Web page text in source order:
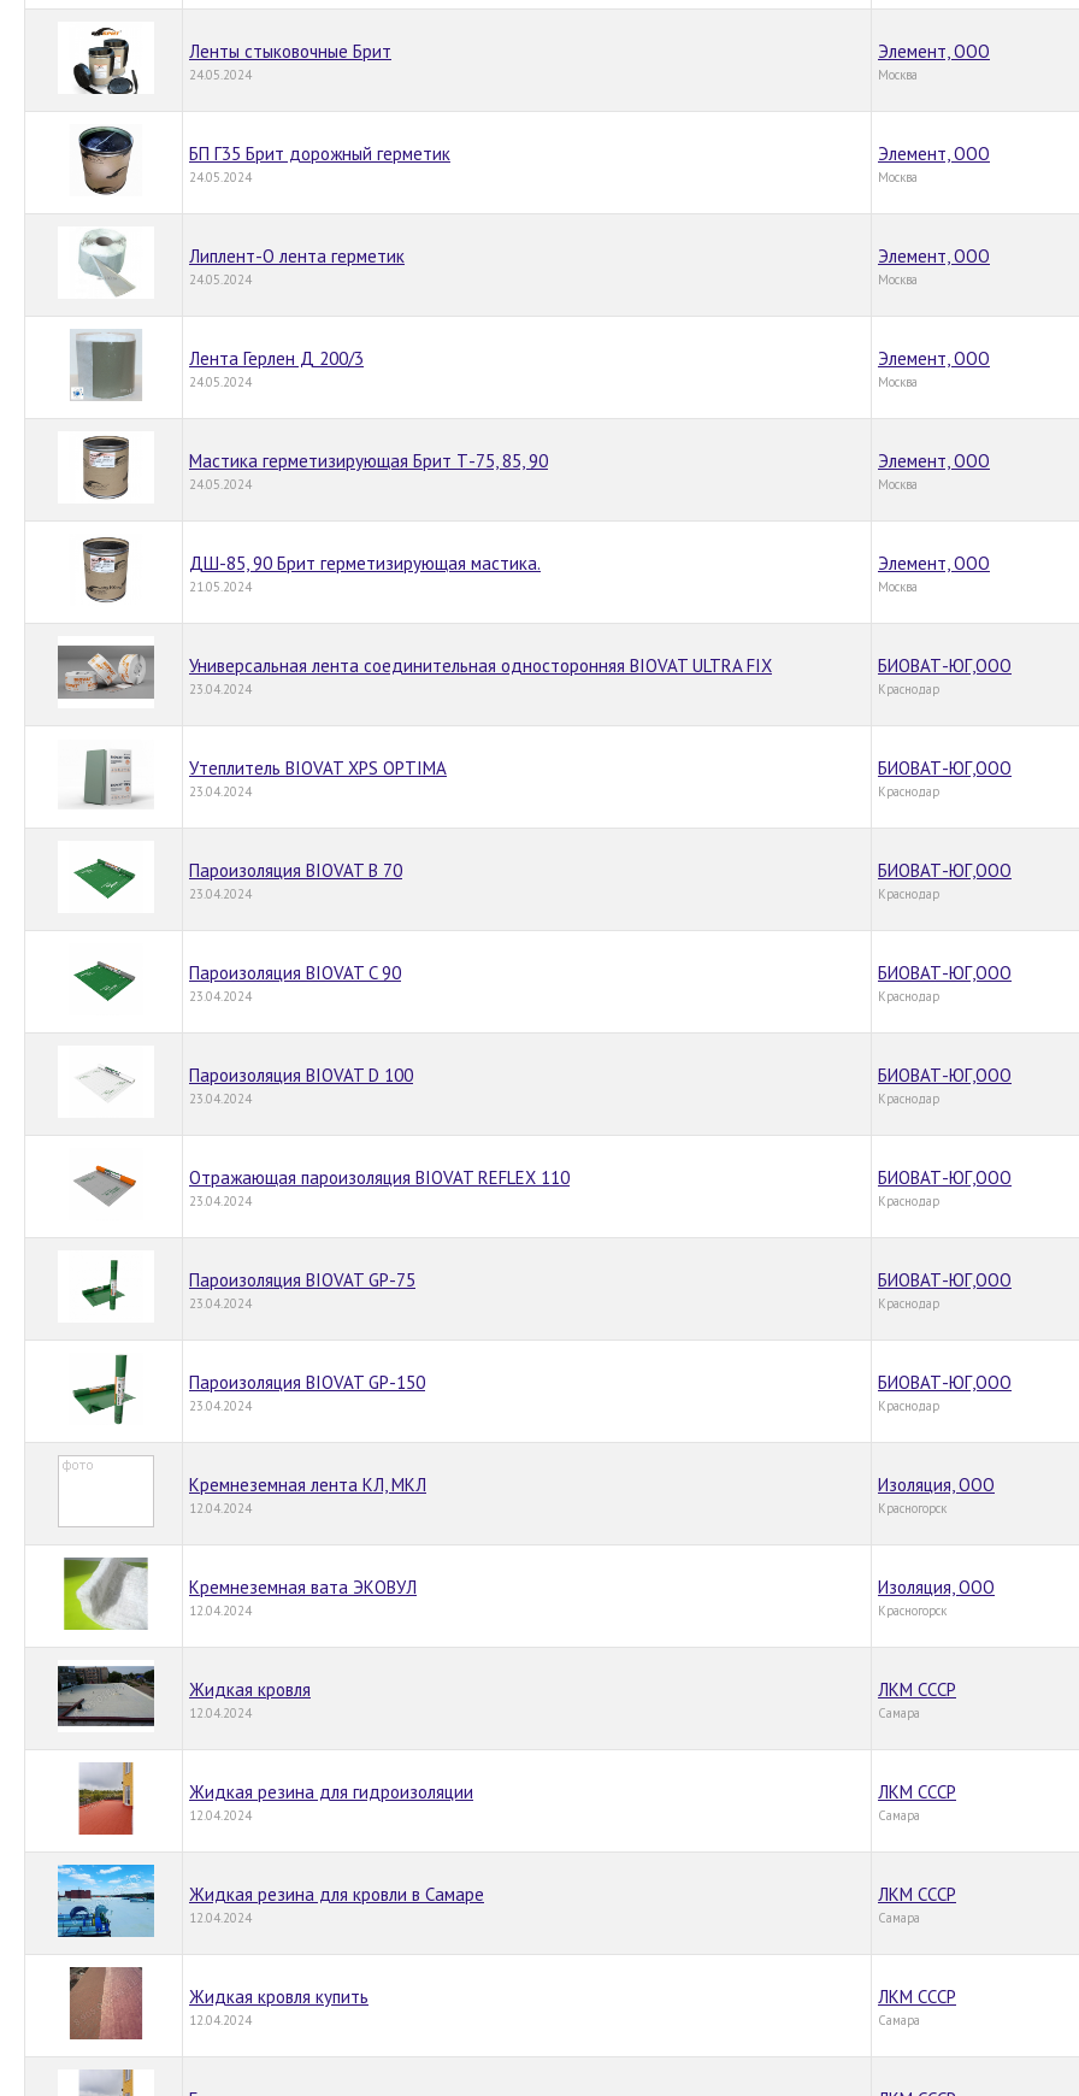
Ленты стыковочные Брит
24.05.2024
Элемент, ООО
Москва
БП Г35 Брит дорожный герметик
24.05.2024
Элемент, ООО
Москва
Липлент-О лента герметик
24.05.2024
Элемент, ООО
Москва
Лента Герлен Д 200/3
24.05.2024
Элемент, ООО
Москва
Мастика герметизирующая Брит Т-75, 85, 90
24.05.2024
Элемент, ООО
Москва
ДШ-85, 90 Брит герметизирующая мастика.
21.05.2024
Элемент, ООО
Москва
Универсальная лента соединительная односторонняя BIOVAT ULTRA FIX
23.04.2024
БИОВАТ-ЮГ,ООО
Краснодар
Утеплитель BIOVAT XPS OPTIMA
23.04.2024
БИОВАТ-ЮГ,ООО
Краснодар
Пароизоляция BIOVAT B 70
23.04.2024
БИОВАТ-ЮГ,ООО
Краснодар
Пароизоляция BIOVAT C 90
23.04.2024
БИОВАТ-ЮГ,ООО
Краснодар
Пароизоляция BIOVAT D 100
23.04.2024
БИОВАТ-ЮГ,ООО
Краснодар
Отражающая пароизоляция BIOVAT REFLEX 110
23.04.2024
БИОВАТ-ЮГ,ООО
Краснодар
Пароизоляция BIOVAT GP-75
23.04.2024
БИОВАТ-ЮГ,ООО
Краснодар
Пароизоляция BIOVAT GP-150
23.04.2024
БИОВАТ-ЮГ,ООО
Краснодар
Кремнеземная лента КЛ, МКЛ
12.04.2024
Изоляция, ООО
Красногорск
Кремнеземная вата ЭКОВУЛ
12.04.2024
Изоляция, ООО
Красногорск
Жидкая кровля
12.04.2024
ЛКМ СССР
Самара
Жидкая резина для гидроизоляции
12.04.2024
ЛКМ СССР
Самара
Жидкая резина для кровли в Самаре
12.04.2024
ЛКМ СССР
Самара
Жидкая кровля купить
12.04.2024
ЛКМ СССР
Самара